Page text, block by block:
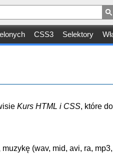
CSS3 Selektory
Kurs HTML i CSS, które
(wav, mid, avi, ra,